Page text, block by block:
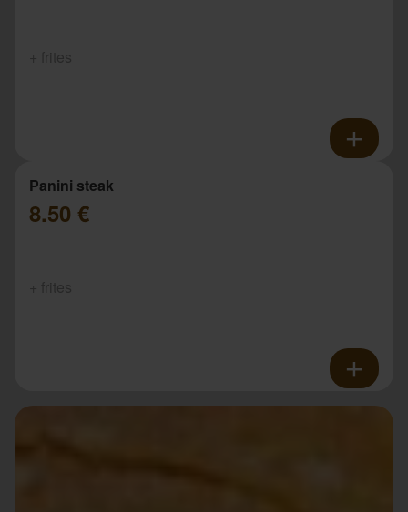
Panini steak
8.50 €